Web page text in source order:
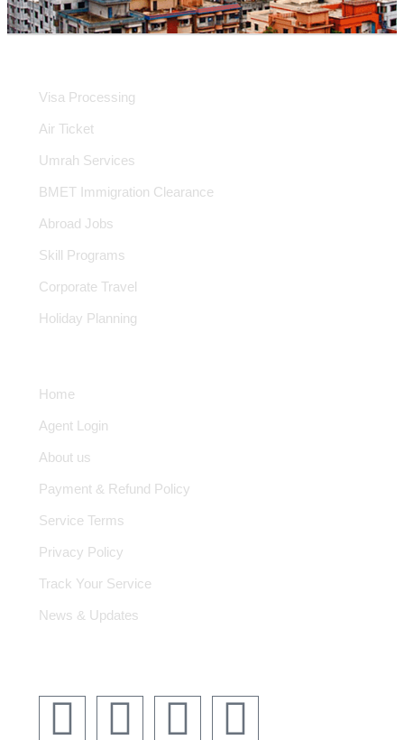
Visa Processing
Air Ticket
Umrah Services
BMET Immigration Clearance
Abroad Jobs
Skill Programs
Corporate Travel
Holiday Planning
Home
Agent Login
About us
Payment & Refund Policy
Service Terms
Privacy Policy
Track Your Service
News & Updates